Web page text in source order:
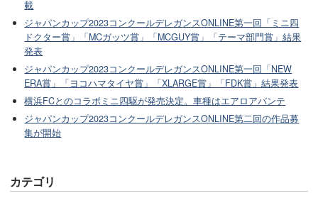
載
ジャパンカップ2023コンクールデレガンスONLINE第一回「ミニ四
ドクター賞」「MCガッツ賞」「MCGUY賞」「テーマ部門賞」結果
発表
ジャパンカップ2023コンクールデレガンスONLINE第一回「NEW
ERA賞」「ヨコハマタイヤ賞」「XLARGE賞」「FDK賞」結果発表
横浜FCとのコラボミニ四駆が発売決定。車種はエアロアバンテ
ジャパンカップ2023コンクールデレガンスONLINE第二回の作品募
集が開始
カテゴリ